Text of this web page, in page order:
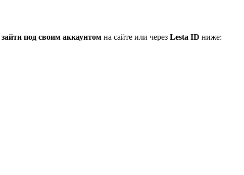
зайти под своим аккаунтом на сайте или через Lesta ID ниже: